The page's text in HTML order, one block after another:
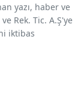
yazı, haber ve
Rek. Tic. A.Ş'ye
iktibas